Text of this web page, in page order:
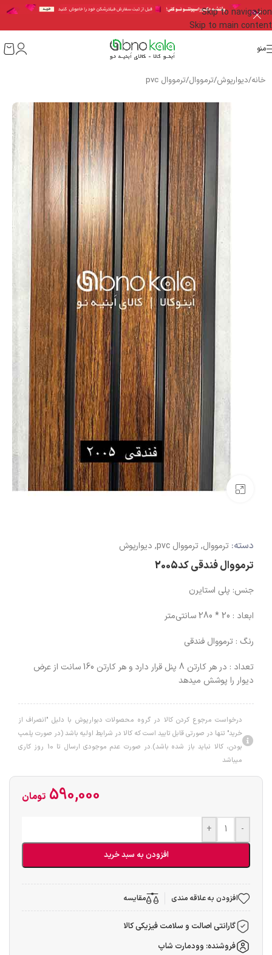
Skip to navigation
Skip to main content
منو
خانه/دیوارپوش/ترمووال/ترمووال pvc
بزرگنمایی تصویر
دسته: ترمووال,ترمووال pvc , دیوارپوش
ترمووال فندقی کد2005
جنس: پلی استایرن
ابعاد : 20 * 280 سانتی‌متر
رنگ : ترمووال فندقی
تعداد : در هر کارتن 8 پنل قرار دارد و هر کارتن 160 سانت از عرض
دیوار را پوشش میدهد
درخواست مرجوع کردن کالا در گروه محصولات دبوارپوش با دلیل "انصراف از
خرید" تنها در صورتی قابل تایید است که کالا در شرایط اولیه باشد (در صورت پلمپ
بودن، کالا نباید باز شده باشد).در صورت عدم موجودی ارسال تا 10 روز کاری
میباشد
590,000 تومان
-
+
افزودن به سبد خرید
افزودن به علاقه مندی مقایسه
گارانتی اصالت و سلامت فیزیکی کالا
فروشنده: وودمارت شاپ